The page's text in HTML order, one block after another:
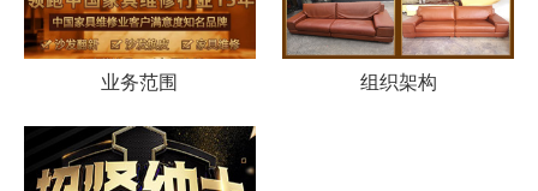
业务范围 组织架构